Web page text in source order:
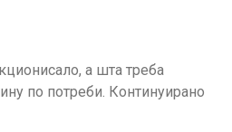
а шта треба
по потреби. Континуирано